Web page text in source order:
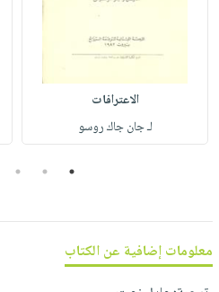
الاعترافات
لـ جان جاك روسو
1
2
3
معلومات إضافية عن الكتاب